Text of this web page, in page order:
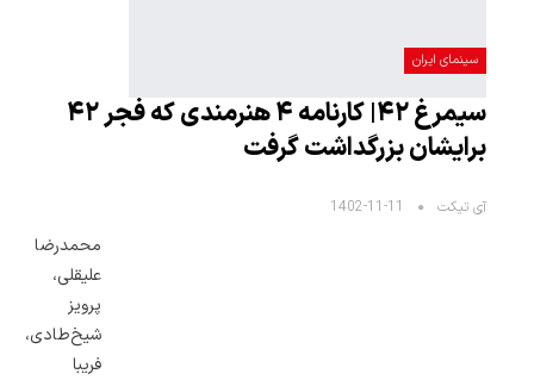
سینمای ایران
سیمرغ ۴۲| کارنامه ۴ هنرمندی که فجر ۴۲
برایشان بزرگداشت گرفت
آی تیکت 1402-11-11
محمدرضا
علیقلی،
پرویز
شیخ‌طادی،
فریبا